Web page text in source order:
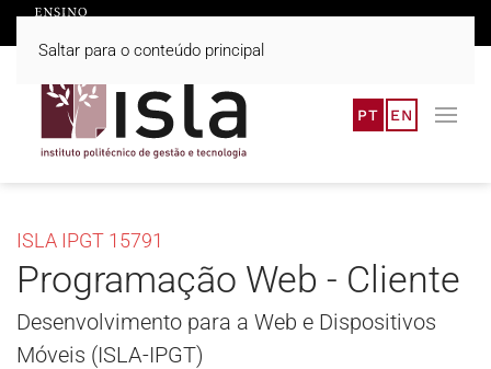
Saltar para o conteúdo principal
PT EN
ISLA IPGT 15791
Programação Web - Cliente
Desenvolvimento para a Web e Dispositivos
Móveis (ISLA-IPGT)